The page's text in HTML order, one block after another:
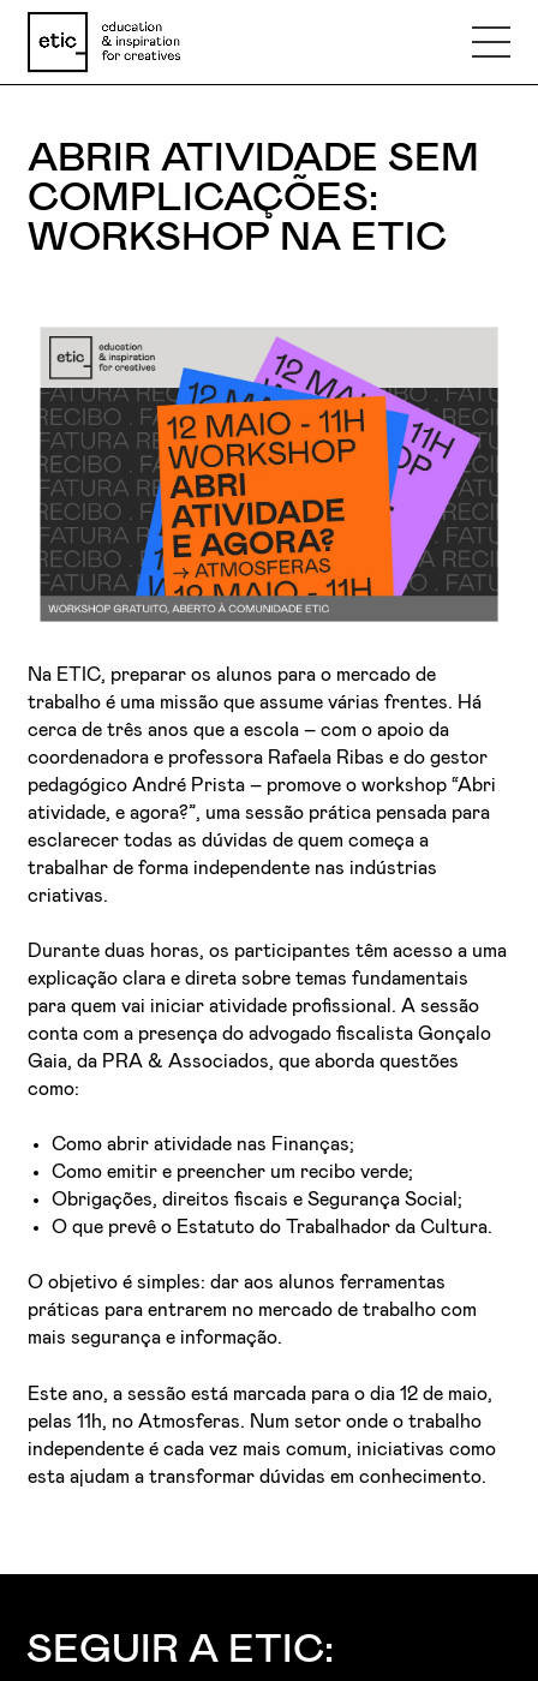
Nome
Email
Telefone
Motivo
Mensagem
Li e aceito a Política de Privacidade
Aceito receber emails sobre novidades da ETIC
ABRIR ATIVIDADE SEM
COMPLICAÇÕES:
WORKSHOP NA ETIC
Na ETIC, preparar os alunos para o mercado de
trabalho é uma missão que assume várias frentes. Há
cerca de três anos que a escola – com o apoio da
coordenadora e professora Rafaela Ribas e do gestor
pedagógico André Prista – promove o workshop “Abri
atividade, e agora?”, uma sessão prática pensada para
esclarecer todas as dúvidas de quem começa a
trabalhar de forma independente nas indústrias
criativas.
Durante duas horas, os participantes têm acesso a uma
explicação clara e direta sobre temas fundamentais
para quem vai iniciar atividade profissional. A sessão
conta com a presença do advogado fiscalista Gonçalo
Gaia, da PRA & Associados, que aborda questões
como:
Como abrir atividade nas Finanças;
Como emitir e preencher um recibo verde;
Obrigações, direitos fiscais e Segurança Social;
O que prevê o Estatuto do Trabalhador da Cultura.
O objetivo é simples: dar aos alunos ferramentas
práticas para entrarem no mercado de trabalho com
mais segurança e informação.
Este ano, a sessão está marcada para o dia 12 de maio,
pelas 11h, no Atmosferas. Num setor onde o trabalho
independente é cada vez mais comum, iniciativas como
esta ajudam a transformar dúvidas em conhecimento.
SEGUIR A ETIC: